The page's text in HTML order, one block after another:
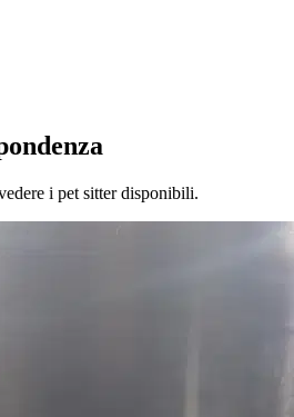
i pet sitter disponibili.